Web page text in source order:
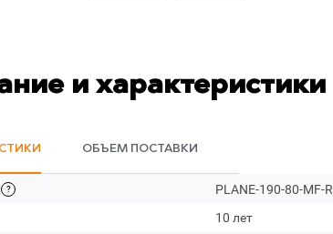
и характеристики
ОБЪЕМ ПОСТАВКИ
PLANE-190-80-MF-R
10 лет